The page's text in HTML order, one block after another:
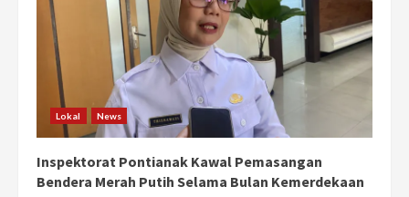
Lokal News
Inspektorat Pontianak Kawal Pemasangan
Bendera Merah Putih Selama Bulan Kemerdekaan